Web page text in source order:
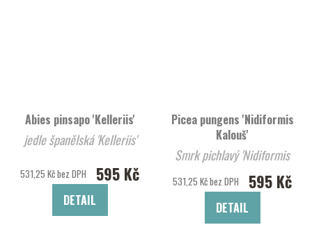
Abies pinsapo 'Kelleriis'
jedle španělská 'Kelleriis'
531,25 Kč bez DPH 595 Kč
DETAIL
Picea pungens 'Nidiformis
Kalouš'
Smrk pichlavý 'Nidiformis
531,25 Kč bez DPH 595 Kč
DETAIL